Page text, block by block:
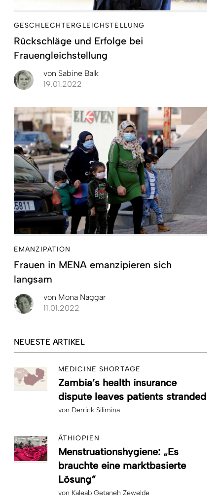
GESCHLECHTERGLEICHSTELLUNG
Rückschläge und Erfolge bei
Frauengleichstellung
von Sabine Balk
19.01.2022
EMANZIPATION
Frauen in MENA emanzipieren sich
langsam
von Mona Naggar
11.01.2022
NEUESTE ARTIKEL
MEDICINE SHORTAGE
Zambia’s health insurance
dispute leaves patients stranded
von Derrick Silimina
ÄTHIOPIEN
Menstruationshygiene: „Es
brauchte eine marktbasierte
Lösung“
von Kaleab Getaneh Zewelde